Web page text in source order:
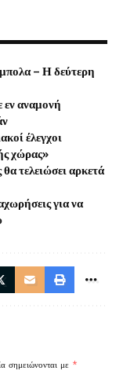
– Η δεύτερη
αναμονή
έλεγχοι
χώρας»
τελειώσει αρκετά
για να
σημειώνονται με *